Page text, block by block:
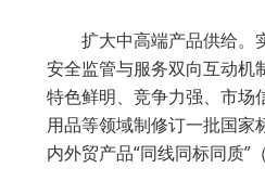
扩大中高端产品供给。
安全监管与服务双向互动机
特色鲜明、竞争力强、市场
用品等领域制修订一批国
内外贸产品“同线同标同质”